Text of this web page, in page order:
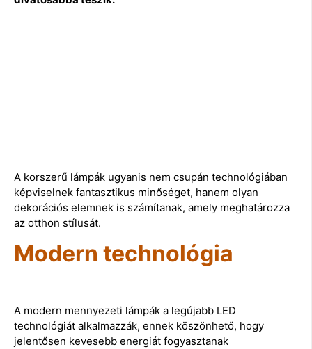
A korszerű lámpák ugyanis nem csupán technológiában
képviselnek fantasztikus minőséget, hanem olyan
dekorációs elemnek is számítanak, amely meghatározza
az otthon stílusát.
Modern technológia
A modern mennyezeti lámpák a legújabb LED
technológiát alkalmazzák, ennek köszönhető, hogy
jelentősen kevesebb energiát fogyasztanak